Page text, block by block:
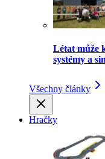
Létat může
systémy a
Všechny články
Hračky